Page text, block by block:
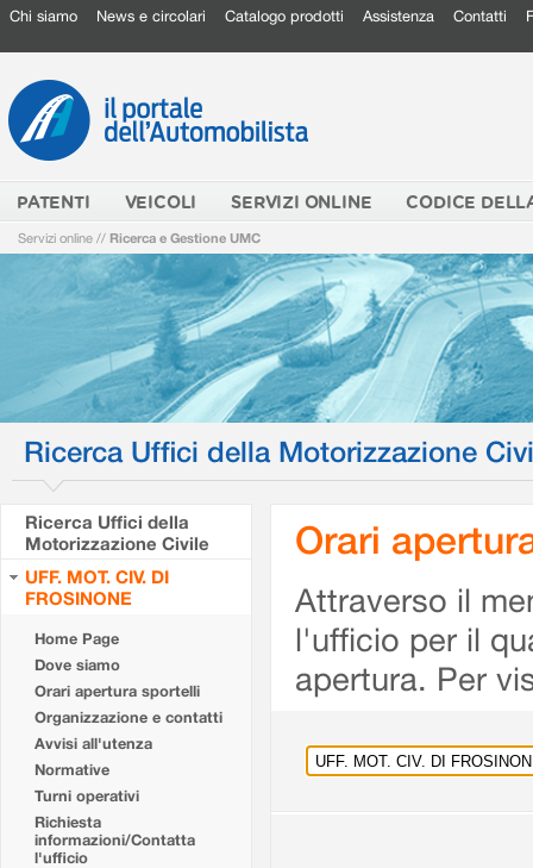
Chi siamo News e circolari Catalogo prodotti Assistenza Contatti
PATENTI VEICOLI SERVIZI ONLINE CODICE
Servizi online // Ricerca e Gestione UMC
Ricerca Uffici della Motorizzazione
Ricerca Uffici della
Motorizzazione Civile
UFF. MOT. CIV. DI
FROSINONE
Home Page
Dove siamo
Orari apertura sportelli
Organizzazione e contatti
Avvisi all'utenza
Normative
Turni operativi
Richiesta
informazioni/Contatta
l'ufficio
Orari
Attraverso il
l'ufficio per il
apertura. Per